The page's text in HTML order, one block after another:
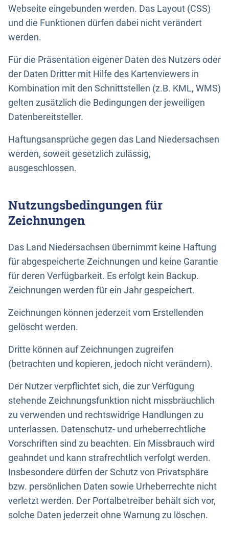
Webseite eingebunden werden. Das Layout (CSS)
und die Funktionen dürfen dabei nicht verändert
werden.
Für die Präsentation eigener Daten des Nutzers oder
der Daten Dritter mit Hilfe des Kartenviewers in
Kombination mit den Schnittstellen (z.B. KML, WMS)
gelten zusätzlich die Bedingungen der jeweiligen
Datenbereitsteller.
Haftungsansprüche gegen das Land Niedersachsen
werden, soweit gesetzlich zulässig,
ausgeschlossen.
Nutzungsbedingungen für
Zeichnungen
Das Land Niedersachsen übernimmt keine Haftung
für abgespeicherte Zeichnungen und keine Garantie
für deren Verfügbarkeit. Es erfolgt kein Backup.
Zeichnungen werden für ein Jahr gespeichert.
Zeichnungen können jederzeit vom Erstellenden
gelöscht werden.
Dritte können auf Zeichnungen zugreifen
(betrachten und kopieren, jedoch nicht verändern).
Der Nutzer verpflichtet sich, die zur Verfügung
stehende Zeichnungsfunktion nicht missbräuchlich
zu verwenden und rechtswidrige Handlungen zu
unterlassen. Datenschutz- und urheberrechtliche
Vorschriften sind zu beachten. Ein Missbrauch wird
geahndet und kann strafrechtlich verfolgt werden.
Insbesondere dürfen der Schutz von Privatsphäre
bzw. persönlichen Daten sowie Urheberrechte nicht
verletzt werden. Der Portalbetreiber behält sich vor,
solche Daten jederzeit ohne Warnung zu löschen.